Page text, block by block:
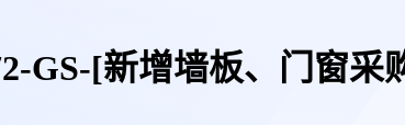
GS-[新增墙板、门窗